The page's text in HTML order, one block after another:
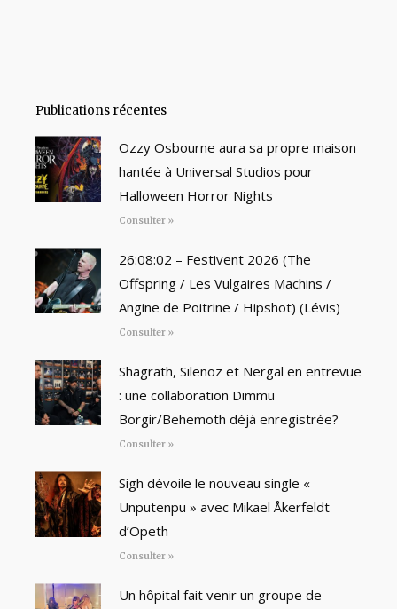
Publications récentes
Ozzy Osbourne aura sa propre maison
hantée à Universal Studios pour
Halloween Horror Nights
Consulter »
26:08:02 – Festivent 2026 (The
Offspring / Les Vulgaires Machins /
Angine de Poitrine / Hipshot) (Lévis)
Consulter »
Shagrath, Silenoz et Nergal en entrevue
: une collaboration Dimmu
Borgir/Behemoth déjà enregistrée?
Consulter »
Sigh dévoile le nouveau single «
Unputenpu » avec Mikael Åkerfeldt
d’Opeth
Consulter »
Un hôpital fait venir un groupe de